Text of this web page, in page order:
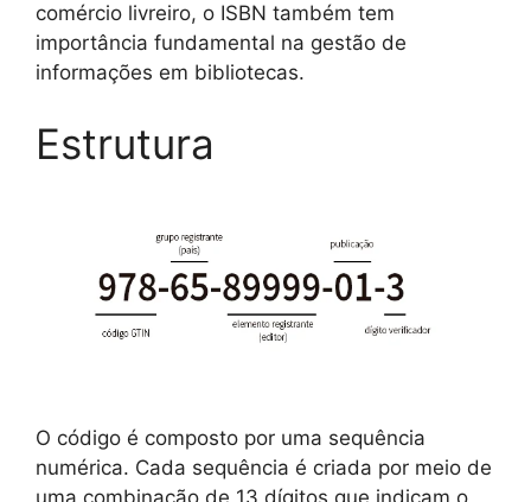
comércio livreiro, o ISBN também tem
importância fundamental na gestão de
informações em bibliotecas.
Estrutura
O código é composto por uma sequência
numérica. Cada sequência é criada por meio de